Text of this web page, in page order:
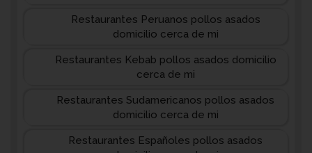
Restaurantes Peruanos pollos asados
domicilio cerca de mi
Restaurantes Kebab pollos asados domicilio
cerca de mi
Restaurantes Sudamericanos pollos asados
domicilio cerca de mi
Restaurantes Españoles pollos asados